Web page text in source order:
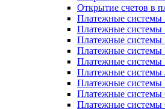
Открытие счетов в
Платежные системы
Платежные системы
Платежные системы
Платежные системы
Платежные системы
Платежные
Платежные
Платежные
Платежные